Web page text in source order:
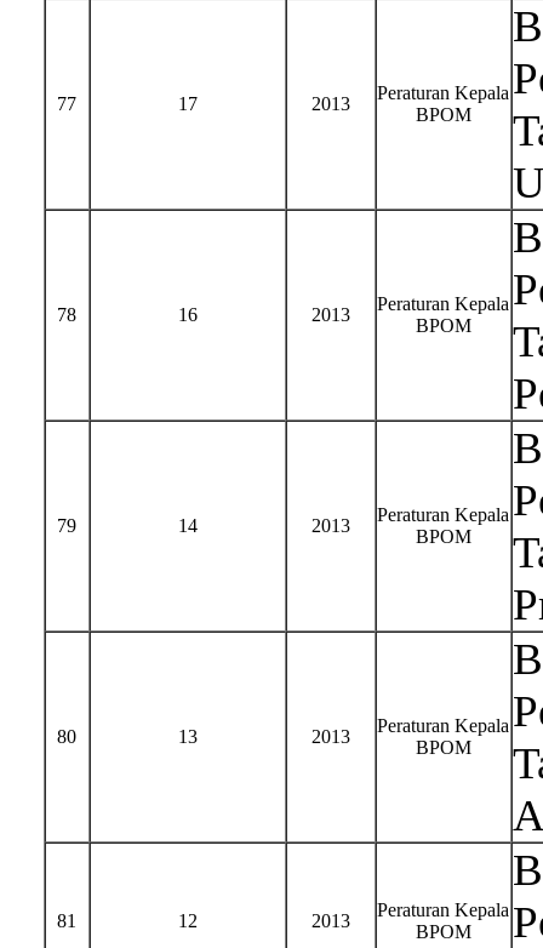
77 17 2013
Peraturan Kepala
BPOM
78 16 2013
Peraturan Kepala
BPOM
79 14 2013
Peraturan Kepala
BPOM
80 13 2013
Peraturan Kepala
BPOM
81 12 2013
Peraturan Kepala
BPOM